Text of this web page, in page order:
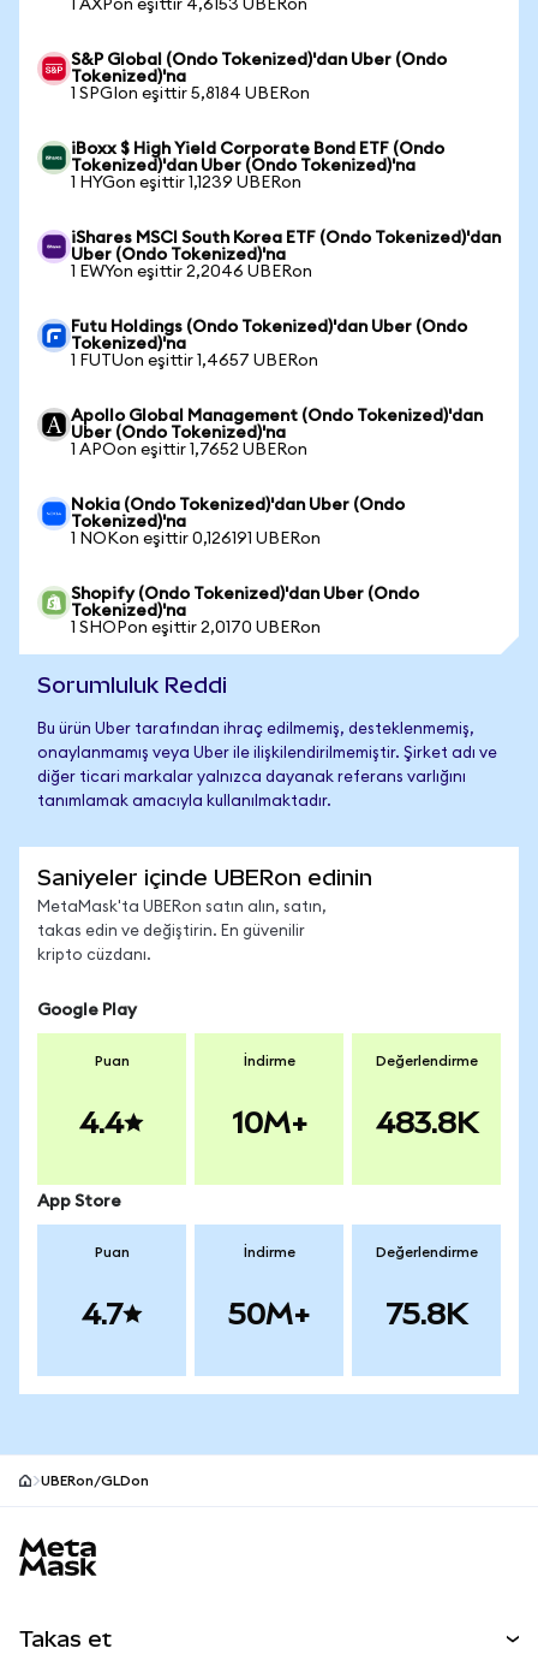
1 AXPon eşittir 4,6153 UBERon
S&P Global (Ondo Tokenized)'dan Uber (Ondo
Tokenized)'na
1 SPGIon eşittir 5,8184 UBERon
iBoxx $ High Yield Corporate Bond ETF (Ondo
Tokenized)'dan Uber (Ondo Tokenized)'na
1 HYGon eşittir 1,1239 UBERon
iShares MSCI South Korea ETF (Ondo Tokenized)'dan
Uber (Ondo Tokenized)'na
1 EWYon eşittir 2,2046 UBERon
Futu Holdings (Ondo Tokenized)'dan Uber (Ondo
Tokenized)'na
1 FUTUon eşittir 1,4657 UBERon
Apollo Global Management (Ondo Tokenized)'dan
Uber (Ondo Tokenized)'na
1 APOon eşittir 1,7652 UBERon
Nokia (Ondo Tokenized)'dan Uber (Ondo
Tokenized)'na
1 NOKon eşittir 0,126191 UBERon
Shopify (Ondo Tokenized)'dan Uber (Ondo
Tokenized)'na
1 SHOPon eşittir 2,0170 UBERon
Sorumluluk Reddi
Bu ürün Uber tarafından ihraç edilmemiş, desteklenmemiş,
onaylanmamış veya Uber ile ilişkilendirilmemiştir. Şirket adı ve
diğer ticari markalar yalnızca dayanak referans varlığını
tanımlamak amacıyla kullanılmaktadır.
Saniyeler içinde UBERon edinin
MetaMask'ta UBERon satın alın, satın,
takas edin ve değiştirin. En güvenilir
kripto cüzdanı.
Google Play
Puan
4.4
İndirme
10M+
Değerlendirme
483.8K
App Store
Puan
4.7
İndirme
50M+
Değerlendirme
75.8K
UBERon/GLDon
Takas et